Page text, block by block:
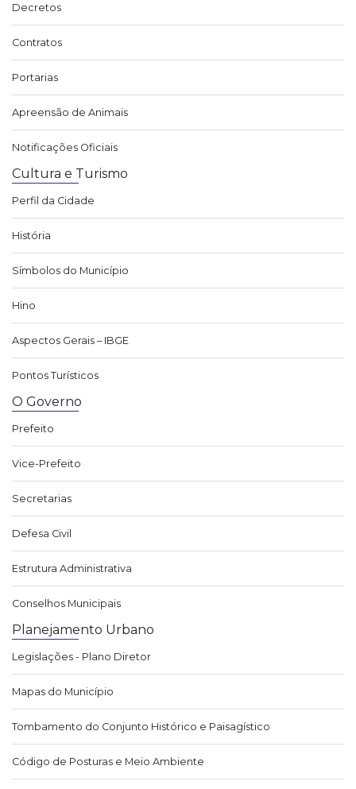
Decretos
Contratos
Portarias
Apreensão de Animais
Notificações Oficiais
Cultura e Turismo
Perfil da Cidade
História
Símbolos do Município
Hino
Aspectos Gerais – IBGE
Pontos Turísticos
O Governo
Prefeito
Vice-Prefeito
Secretarias
Defesa Civil
Estrutura Administrativa
Conselhos Municipais
Planejamento Urbano
Legislações - Plano Diretor
Mapas do Município
Tombamento do Conjunto Histórico e Paisagístico
Código de Posturas e Meio Ambiente